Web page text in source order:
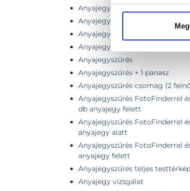
Anyajegy eltávolítása
Anyajegy eltávolítása
Anyajegy eltávolítása
Anyajegy eltávolítása
Anyajegyszűrés
Anyajegyszűrés + 1 panasz
Anyajegyszűrés csomag (2
Anyajegyszűrés FotoFinderrel
db anyajegy felett
Anyajegyszűrés FotoFinderrel
anyajegy alatt
Anyajegyszűrés FotoFinderrel
anyajegy felett
Anyajegyszűrés teljes
Anyajegy vizsgálat